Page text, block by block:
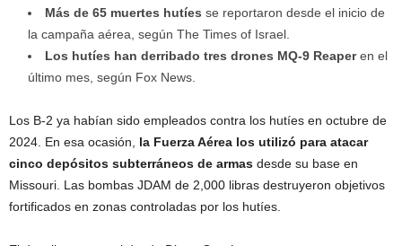
Más de 65 muertes hutíes se reportaron desde el inicio de
la campaña aérea, según The Times of Israel.
Los hutíes han derribado tres drones MQ-9 Reaperen el
último mes, según Fox News.
Los B-2 ya habían sido empleados contra los hutíes en octubre de
2024. En esa ocasión, la Fuerza Aérea los utilizó para atacar
cinco depósitos subterráneos de armas desde su base en
Missouri. Las bombas JDAM de 2,000 libras destruyeron objetivos
fortificados en zonas controladas por los hutíes.